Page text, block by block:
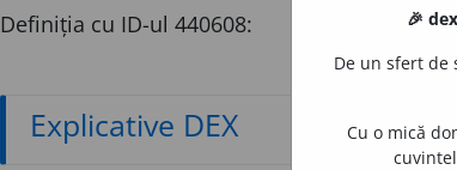
Definiția cu ID-ul 440608:
Explicative DEX
🎉
De un sfert de
Cu o mică